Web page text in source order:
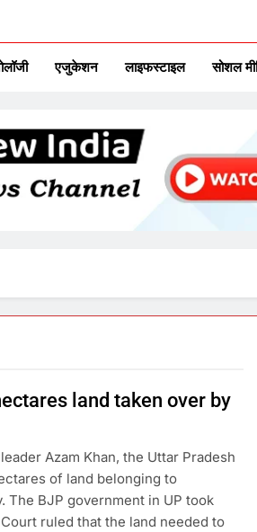
एजुकेशन लाइफस्टाइल सोशल
land taken over by
Azam Khan, the Uttar Pradesh
of land belonging to
The BJP government in UP took
ruled that the land needed to